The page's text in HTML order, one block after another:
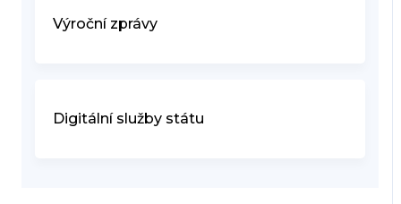
Výroční zprávy
Digitální služby státu